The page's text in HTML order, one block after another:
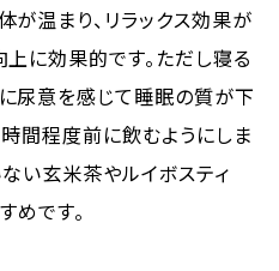
温まり、リラックス効果が
に効果的です。ただし寝る
尿意を感じて睡眠の質が下
間程度前に飲むようにしま
ない玄米茶やルイボスティ
めです。